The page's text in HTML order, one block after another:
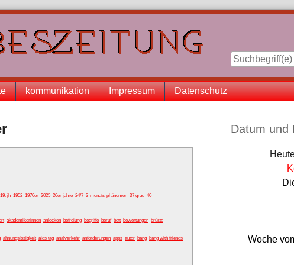
kommunikation Impressum Datenschutz
19. jh 1952 1970er 2025 20er jahre 24/7 3-monats-phänomen 37 grad 40
akademikerinnen anlocken befreiung begriffe beruf bett bewertungen brüste
ahnungslosigkeit aids tag analverkehr anforderungen apps autor bang bang with friends
Seitenleiste
Datum und
Woche